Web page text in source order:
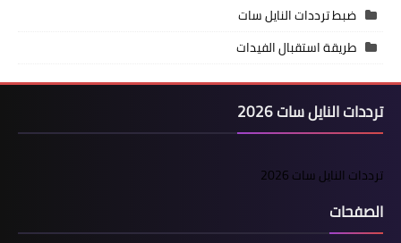
ضبط ترددات النايل سات
طريقة استقبال الفيدات
ترددات النايل سات 2026
ترددات النايل سات 2026
الصفحات